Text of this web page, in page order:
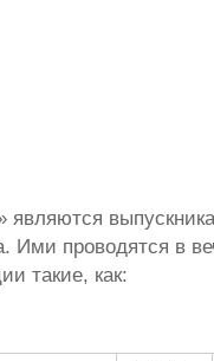
Ими проводятся в
такие, как: